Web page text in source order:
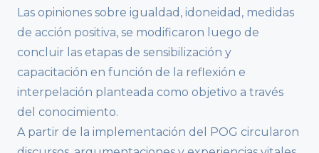
Las opiniones sobre igualdad, idoneidad, medidas
de acción positiva, se modificaron luego de
concluir las etapas de sensibilización y
capacitación en función de la reflexión e
interpelación planteada como objetivo a través
del conocimiento.
A partir de la implementación del POG circularon